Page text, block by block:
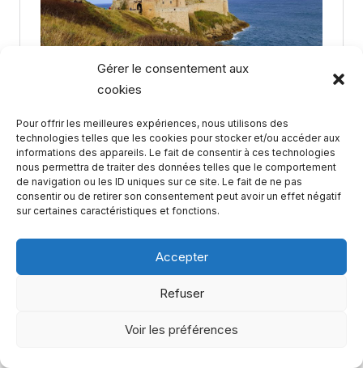
Gérer le consentement aux
cookies
Pour offrir les meilleures expériences, nous utilisons des
technologies telles que les cookies pour stocker et/ou accéder aux
informations des appareils. Le fait de consentir à ces technologies
nous permettra de traiter des données telles que le comportement
de navigation ou les ID uniques sur ce site. Le fait de ne pas
consentir ou de retirer son consentement peut avoir un effet négatif
sur certaines caractéristiques et fonctions.
Accepter
Refuser
Voir les préférences